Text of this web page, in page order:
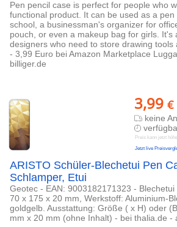
Pen pencil case is perfect for people who
functional product. It can be used as a
school, a businessman's organizer for
pouch, or even a makeup bag for girls. It's
designers who need to store drawing tools
- 3,99 Euro bei Amazon Marketplace
billiger.de
3,99 €
keine
Preis kann jetzt
Jetzt live
ARISTO Schüler-Blechetui Pen
Schlamper, Etui
Geotec - EAN: 9003182171323 -
70 x 175 x 20 mm, Werkstoff: Aluminium-
goldgelb. Ausstattung: Größe ( x H) oder
mm x 20 mm (ohne Inhalt) - bei thalia.de -